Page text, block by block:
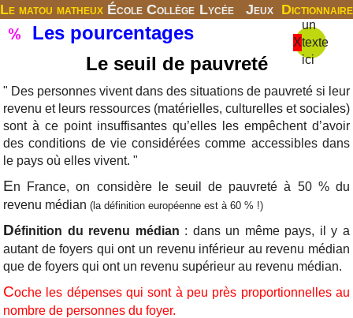
Le matou matheux École Collège Lycée Jeux Dictionnaire
X
un
texte
ici
Les pourcentages
Le seuil de pauvreté
" Des personnes vivent dans des situations de pauvreté si leur
revenu et leurs ressources (matérielles, culturelles et sociales)
sont à ce point insuffisantes qu’elles les empêchent d’avoir
des conditions de vie considérées comme accessibles dans
le pays où elles vivent. "
En France, on considère le seuil de pauvreté à 50 % du
revenu médian (la définition européenne est à 60 % !)
Définition du revenu médian : dans un même pays, il y a
autant de foyers qui ont un revenu inférieur au revenu médian
que de foyers qui ont un revenu supérieur au revenu médian.
Coche les dépenses qui sont à peu près proportionnelles au
nombre de personnes du foyer.